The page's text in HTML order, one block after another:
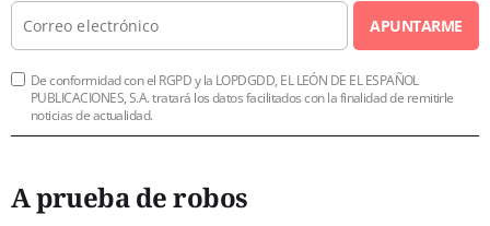
APUNTARME
De conformidad con el RGPD y la LOPDGDD, EL LEÓN DE EL ESPAÑOL
PUBLICACIONES, S.A. tratará los datos facilitados con la finalidad de remitirle
noticias de actualidad.
A prueba de robos